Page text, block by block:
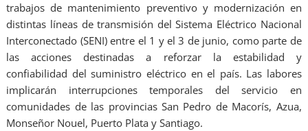
trabajos de mantenimiento preventivo y modernización en
distintas líneas de transmisión del Sistema Eléctrico Nacional
Interconectado (SENI) entre el 1 y el 3 de junio, como parte de
las acciones destinadas a reforzar la estabilidad y
confiabilidad del suministro eléctrico en el país. Las labores
implicarán interrupciones temporales del servicio en
comunidades de las provincias San Pedro de Macorís, Azua,
Monseñor Nouel, Puerto Plata y Santiago.